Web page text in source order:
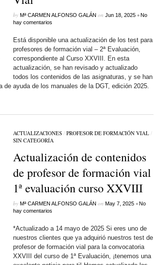
by Mª CARMEN ALFONSO GALÁN on Jun 18, 2025 •No
hay comentarios
Está disponible una actualización de los test para
profesores de formación vial – 2ª Evaluación,
correspondiente al Curso XXVIII. En esta
actualización, se han revisado y actualizado
todos los contenidos de las asignaturas, y se han
ayuda de los manuales de la DGT, edición 2025.
ACTUALIZACIONES/ PROFESOR DE FORMACIÓN VIAL/
SIN CATEGORÍ­A
Actualización de contenidos
de profesor de formación vial
1ª evaluación curso XXVIII
by Mª CARMEN ALFONSO GALÁN on May 7, 2025 •No
hay comentarios
*Actualizado a 14 mayo de 2025 Si eres uno de
nuestros clientes que ya adquirió nuestros test de
profesor de formación vial para la convocatoria
XXVIII del curso de 1ª Evaluación, ¡tenemos una